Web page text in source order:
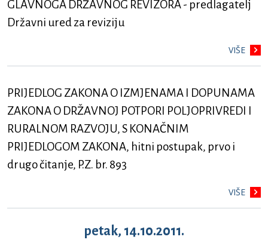
GLAVNOGA DRŽAVNOG REVIZORA - predlagatelj
Državni ured za reviziju
VIŠE
PRIJEDLOG ZAKONA O IZMJENAMA I DOPUNAMA
ZAKONA O DRŽAVNOJ POTPORI POLJOPRIVREDI I
RURALNOM RAZVOJU, S KONAČNIM
PRIJEDLOGOM ZAKONA, hitni postupak, prvo i
drugo čitanje, P.Z. br. 893
VIŠE
petak, 14.10.2011.